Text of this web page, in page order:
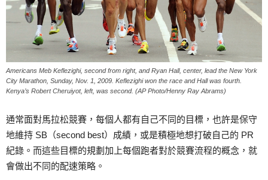
Americans Meb Keflezighi, second from right, and Ryan Hall, center, lead the New York
City Marathon, Sunday, Nov. 1, 2009. Keflezighi won the race and Hall was fourth.
Kenya’s Robert Cheruiyot, left, was second. (AP Photo/Henny Ray Abrams)
通常面對馬拉松競賽，每個人都有自己不同的目標，也許是保守
地維持 SB（second best）成績，或是積極地想打破自己的 PR
紀錄。而這些目標的規劃加上每個跑者對於競賽流程的概念，就
會做出不同的配速策略。